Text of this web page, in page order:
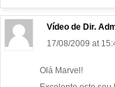
Vídeo de Dir.
17/08/2009 at
Olá Marvel!